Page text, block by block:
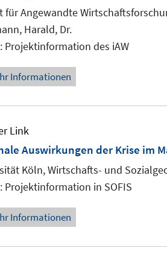
für Angewandte
Harald, Dr.
Projektinformation des iAW
Informationen
Link
Auswirkungen der Krise im
Köln, Wirtschafts- und
Projektinformation in SOFIS
Informationen